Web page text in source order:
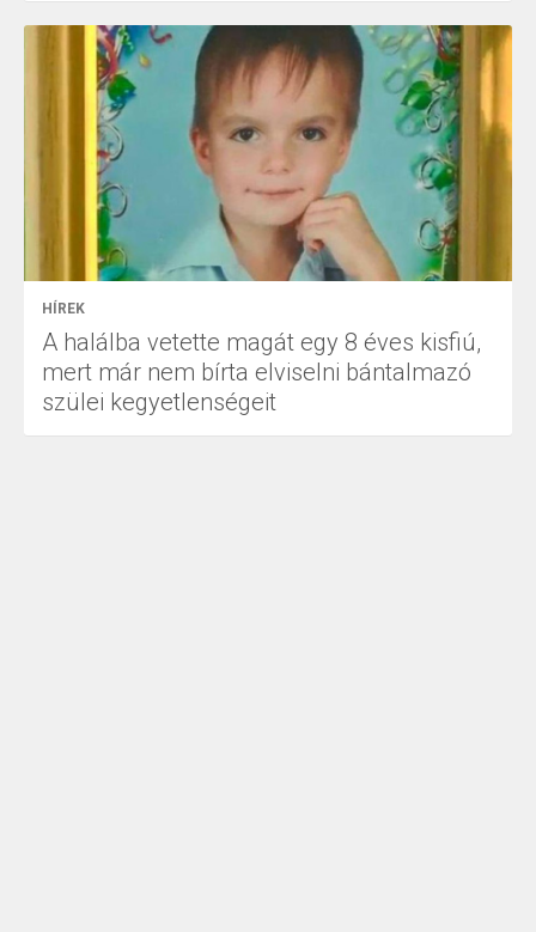
HÍREK
A halálba vetette magát egy 8 éves kisfiú,
mert már nem bírta elviselni bántalmazó
szülei kegyetlenségeit